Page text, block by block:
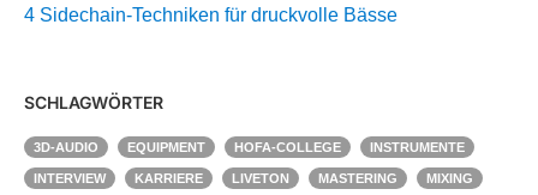
4 Sidechain-Techniken für druckvolle Bässe
SCHLAGWÖRTER
3D-AUDIO EQUIPMENT HOFA-COLLEGE INSTRUMENTE
INTERVIEW KARRIERE LIVETON MASTERING MIXING